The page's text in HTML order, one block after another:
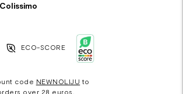
ECO-SCORE
code NEWNOLIJU to
over 28 euros.